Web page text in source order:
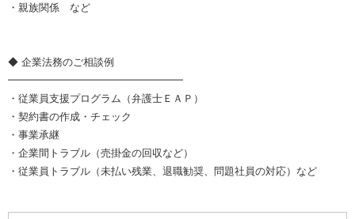
・親族関係 など
◆ 企業法務のご相談例
━━━━━━━━━━━━━━━━━
・従業員支援プログラム（弁護士ＥＡＰ）
・契約書の作成・チェック
・事業承継
・企業間トラブル（売掛金の回収など）
・従業員トラブル（未払い残業、退職勧奨、問題社員の対応）など